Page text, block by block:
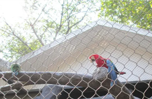
집
제
-
2026
Anping
Yuntong
Metal
Wire
Mesh
Co.,Ltd.
All
Rights
Reserved.